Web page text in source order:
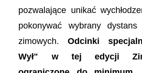
pozwalające unikać
pokonywać wybrany
zimowych.Odcinki
Wył" w tej edycji